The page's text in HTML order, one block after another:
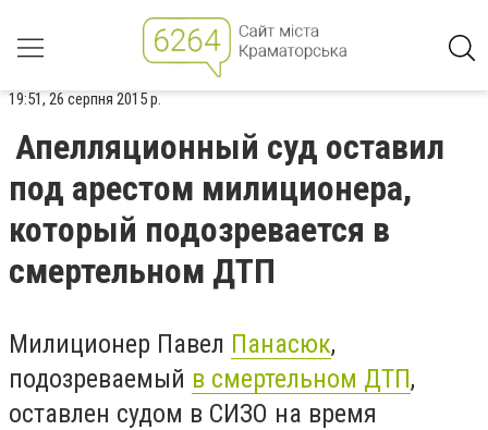
19:51, 26 серпня 2015 р.
Апелляционный суд оставил
под арестом милиционера,
который подозревается в
смертельном ДТП
Милиционер Павел Панасюк,
подозреваемый в смертельном ДТП,
оставлен судом в СИЗО на время